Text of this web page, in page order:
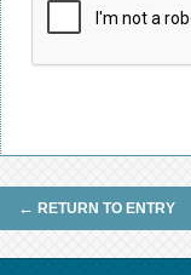
← RETURN TO ENTRY